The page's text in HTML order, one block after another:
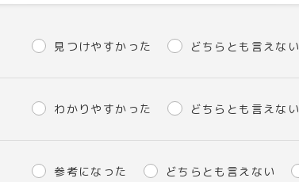
見つけやすかった どちらとも言えない
わかりやすかった どちらとも言えない
参考になった どちらとも言えない